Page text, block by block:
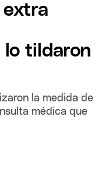
extra
lo tildaron
la medida de
médica que